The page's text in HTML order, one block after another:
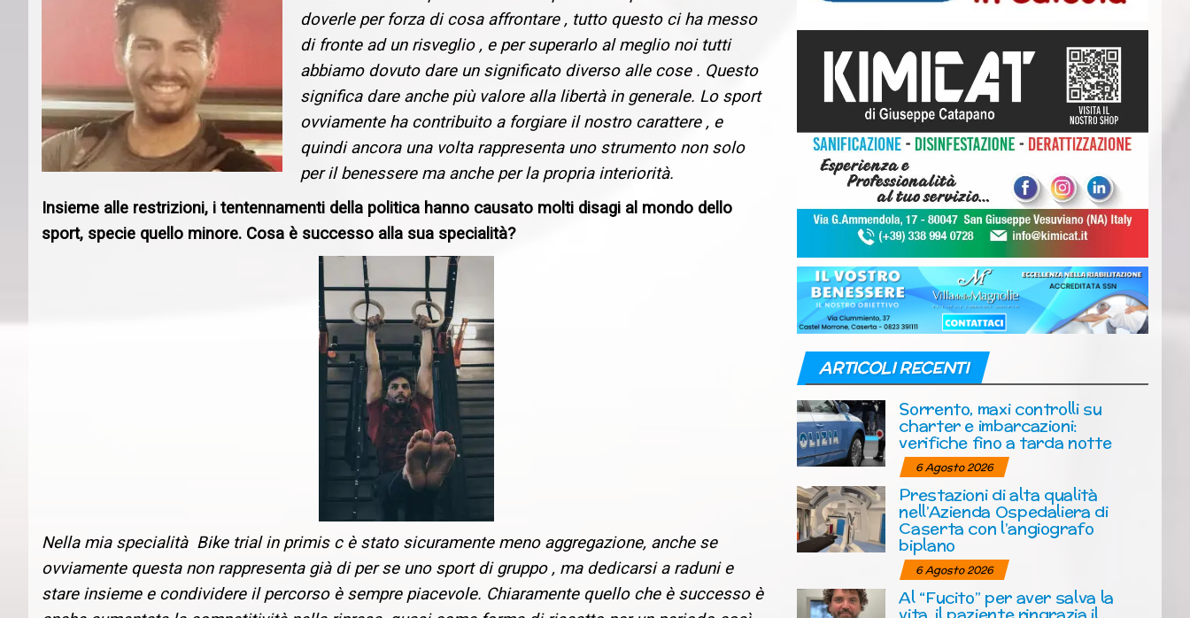
doverle per forza di cosa affrontare , tutto questo ci ha messo
di fronte ad un risveglio , e per superarlo al meglio noi tutti
abbiamo dovuto dare un significato diverso alle cose . Questo
significa dare anche più valore alla libertà in generale. Lo sport
ovviamente ha contribuito a forgiare il nostro carattere , e
quindi ancora una volta rappresenta uno strumento non solo
per il benessere ma anche per la propria interiorità.
Insieme alle restrizioni, i tentennamenti della politica hanno causato molti disagi al mondo dello
sport, specie quello minore. Cosa è successo alla sua specialità?
Nella mia specialità Bike trial in primis c è stato sicuramente meno aggregazione, anche se
ovviamente questa non rappresenta già di per se uno sport di gruppo , ma dedicarsi a raduni e
stare insieme e condividere il percorso è sempre piacevole. Chiaramente quello che è successo è
ARTICOLI RECENTI
Sorrento, maxi controlli su
charter e imbarcazioni:
verifiche fino a tarda notte
6 Agosto 2026
Prestazioni di alta qualità
nell’Azienda Ospedaliera di
Caserta con l’angiografo
biplano
6 Agosto 2026
Al “Fucito” per aver salva la